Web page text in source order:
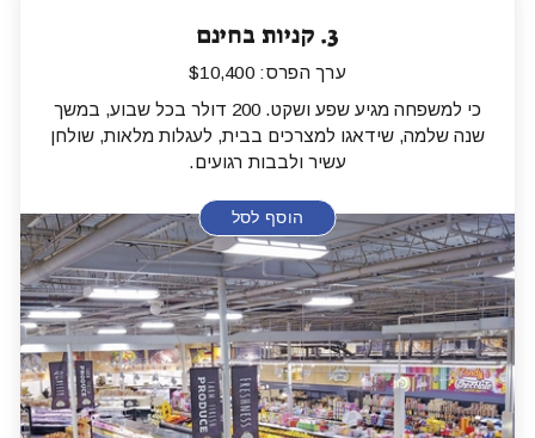
3. קניות בחינם
ערך הפרס: $10,400
כי למשפחה מגיע שפע ושקט. 200 דולר בכל שבוע, במשך
שנה שלמה, שידאגו למצרכים בבית, לעגלות מלאות, שולחן
עשיר ולבבות רגועים.
הוסף לסל